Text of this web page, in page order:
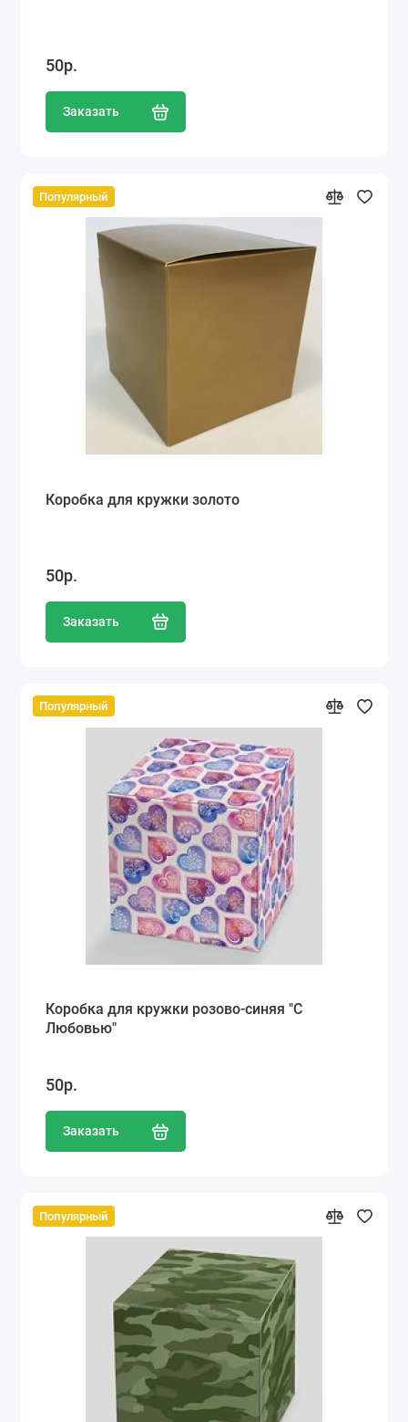
50р.
Заказать
Популярный
Коробка для кружки золото
50р.
Заказать
Популярный
Коробка для кружки розово-синяя "С
Любовью"
50р.
Заказать
Популярный